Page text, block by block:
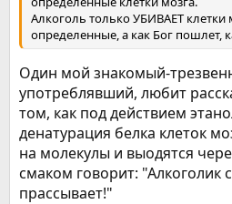
Алкоголь только УБИВАЕТ клетки
определенные, а как Бог пошлет,
Один мой знакомый-
употреблявший, любит
том, как под действием
денатурация белка клеток
на молекулы и выодятся
смаком говорит: "Алкоголик
прассывает!"